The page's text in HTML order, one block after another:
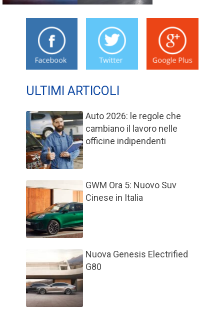
ULTIMI ARTICOLI
Auto 2026: le regole che
cambiano il lavoro nelle
officine indipendenti
GWM Ora 5: Nuovo Suv
Cinese in Italia
Nuova Genesis Electrified
G80